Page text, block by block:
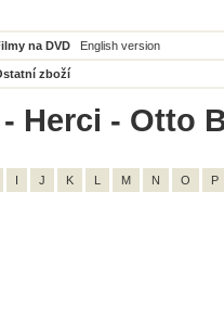
na DVD English version
zboží
Herci - Otto
I J K L M N O P